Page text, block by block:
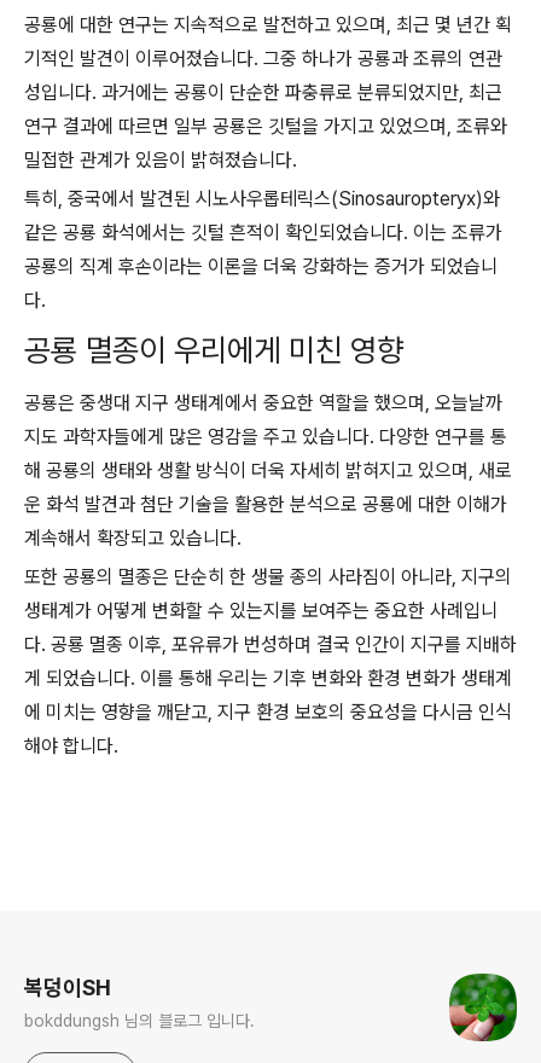
공룡에 대한 연구는 지속적으로 발전하고 있으며, 최근 몇 년간 획
기적인 발견이 이루어졌습니다. 그중 하나가 공룡과 조류의 연관
성입니다. 과거에는 공룡이 단순한 파충류로 분류되었지만, 최근
연구 결과에 따르면 일부 공룡은 깃털을 가지고 있었으며, 조류와
밀접한 관계가 있음이 밝혀졌습니다.
특히, 중국에서 발견된 시노사우롭테릭스(Sinosauropteryx)와
같은 공룡 화석에서는 깃털 흔적이 확인되었습니다. 이는 조류가
공룡의 직계 후손이라는 이론을 더욱 강화하는 증거가 되었습니
다.
공룡 멸종이 우리에게 미친 영향
공룡은 중생대 지구 생태계에서 중요한 역할을 했으며, 오늘날까
지도 과학자들에게 많은 영감을 주고 있습니다. 다양한 연구를 통
해 공룡의 생태와 생활 방식이 더욱 자세히 밝혀지고 있으며, 새로
운 화석 발견과 첨단 기술을 활용한 분석으로 공룡에 대한 이해가
계속해서 확장되고 있습니다.
또한 공룡의 멸종은 단순히 한 생물 종의 사라짐이 아니라, 지구의
생태계가 어떻게 변화할 수 있는지를 보여주는 중요한 사례입니
다. 공룡 멸종 이후, 포유류가 번성하며 결국 인간이 지구를 지배하
게 되었습니다. 이를 통해 우리는 기후 변화와 환경 변화가 생태계
에 미치는 영향을 깨닫고, 지구 환경 보호의 중요성을 다시금 인식
해야 합니다.
복덩이SH
bokddungsh 님의 블로그 입니다.